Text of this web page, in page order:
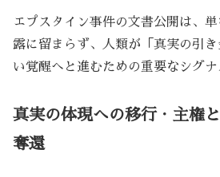
エプスタイン事件の文書公開は、
露に留まらず、人類が「真実の引
い覚醒へと進むための重要なシグナ
真実の体現への移行・ 主権
奪還